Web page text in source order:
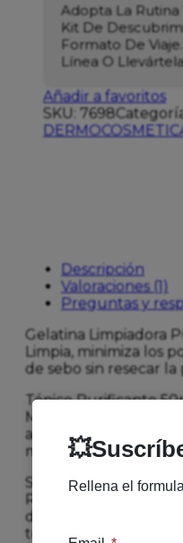
Adopta La
Kit De
Formato De
Línea O
Añadir a favoritos
SKU: 7698
Descripción
Valoraciones (1)
Preguntas y
Gelatina Limpiadora
Limpia, minimiza los
de sebo sin resecar la
Tónico Purificante
Minimiza los poros,
atenúa los brillos. La
matificada, limpia y
Sérum Salicílico Anti-
Reduce las
desobstruye y
textura de la piel.